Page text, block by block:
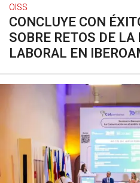
OISS
CONCLUYE CON
SOBRE RETOS DE
LABORAL EN